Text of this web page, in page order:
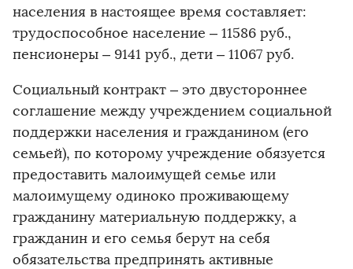
населения в настоящее время составляет:
трудоспособное население – 11586 руб.,
пенсионеры – 9141 руб., дети – 11067 руб.
Социальный контракт – это двустороннее
соглашение между учреждением социальной
поддержки населения и гражданином (его
семьей), по которому учреждение обязуется
предоставить малоимущей семье или
малоимущему одиноко проживающему
гражданину материальную поддержку, а
гражданин и его семья берут на себя
обязательства предпринять активные